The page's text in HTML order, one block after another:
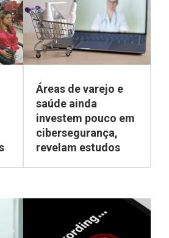
Áreas de varejo e
saúde ainda
investem pouco em
cibersegurança,
revelam estudos